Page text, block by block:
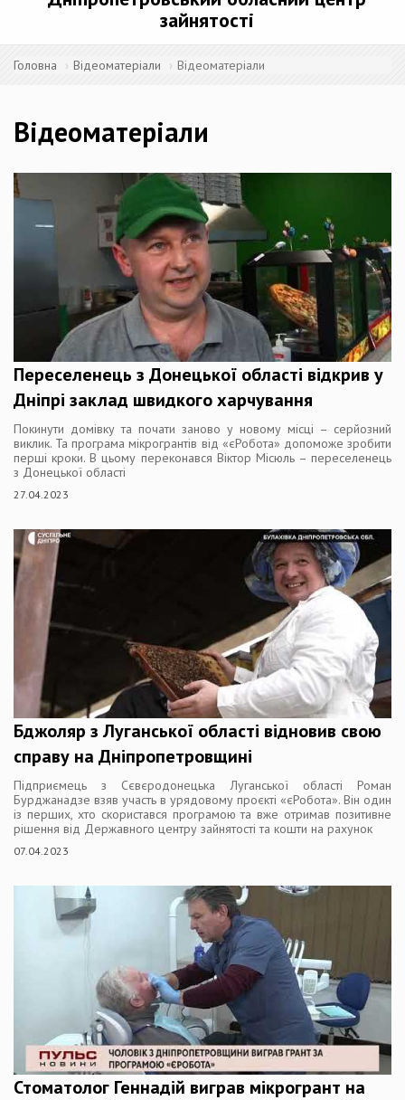
зайнятості
Головна Відеоматеріали Відеоматеріали
Відеоматеріали
Переселенець з Донецької області відкрив у
Дніпрі заклад швидкого харчування
Покинути домівку та почати заново у новому місці – серйозний
виклик. Та програма мікрогрантів від «єРобота» допоможе зробити
перші кроки. В цьому переконався Віктор Місюль – переселенець
з Донецької області
27.04.2023
Бджоляр з Луганської області відновив свою
справу на Дніпропетровщині
Підприємець з Сєвєродонецька Луганської області Роман
Бурджанадзе взяв участь в урядовому проєкті «єРобота». Він один
із перших, хто скористався програмою та вже отримав позитивне
рішення від Державного центру зайнятості та кошти на рахунок
07.04.2023
Стоматолог Геннадій виграв мікрогрант на